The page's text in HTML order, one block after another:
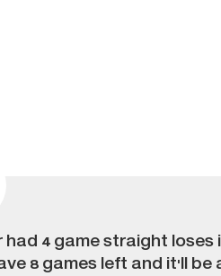
had 4 game straight loses
8 games left and it'll be